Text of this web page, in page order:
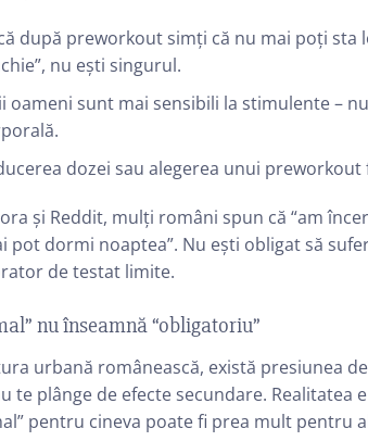
după preworkout simți că nu mai poți sta
nu ești singurul.
oameni sunt mai sensibili la stimulente –
dozei sau alegerea unui
și Reddit, mulți români spun că “am
pot dormi noaptea”. Nu ești obligat să
de testat limite.
nu înseamnă “obligatoriu”
urbană românească, există presiunea
te plânge de efecte secundare. Realitatea
pentru cineva poate fi prea mult pentru